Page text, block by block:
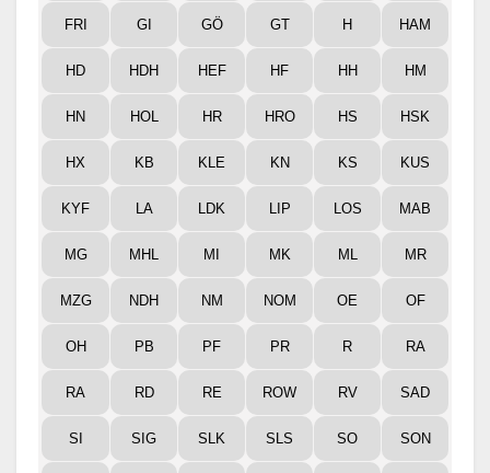
FRI GI GÖ GT H HAM
HD HDH HEF HF HH HM
HN HOL HR HRO HS HSK
HX KB KLE KN KS KUS
KYF LA LDK LIP LOS MAB
MG MHL MI MK ML MR
MZG NDH NM NOM OE OF
OH PB PF PR R RA
RA RD RE ROW RV SAD
SI SIG SLK SLS SO SON